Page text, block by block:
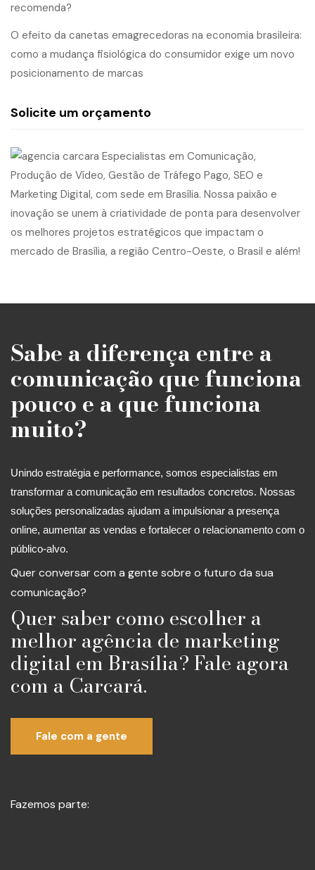
recomenda?
O efeito da canetas emagrecedoras na economia brasileira:
como a mudança fisiológica do consumidor exige um novo
posicionamento de marcas
Solicite um orçamento
Sabe a diferença entre a
comunicação que funciona
pouco e a que funciona
muito?
Unindo estratégia e performance, somos especialistas em
transformar a comunicação em resultados concretos. Nossas
soluções personalizadas ajudam a impulsionar a presença
online, aumentar as vendas e fortalecer o relacionamento com o
público-alvo.
Quer conversar com a gente sobre o futuro da sua
comunicação?
Quer saber como escolher a
melhor agência de marketing
digital em Brasília? Fale agora
com a Carcará.
Fale com a gente
Fazemos parte: